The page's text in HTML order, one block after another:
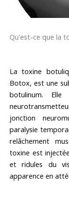
Qu'est-ce que la
La toxine
Botox, est une
botulinum.
jonction
paralysie
relâchement
toxine est
et ridules du
apparence en